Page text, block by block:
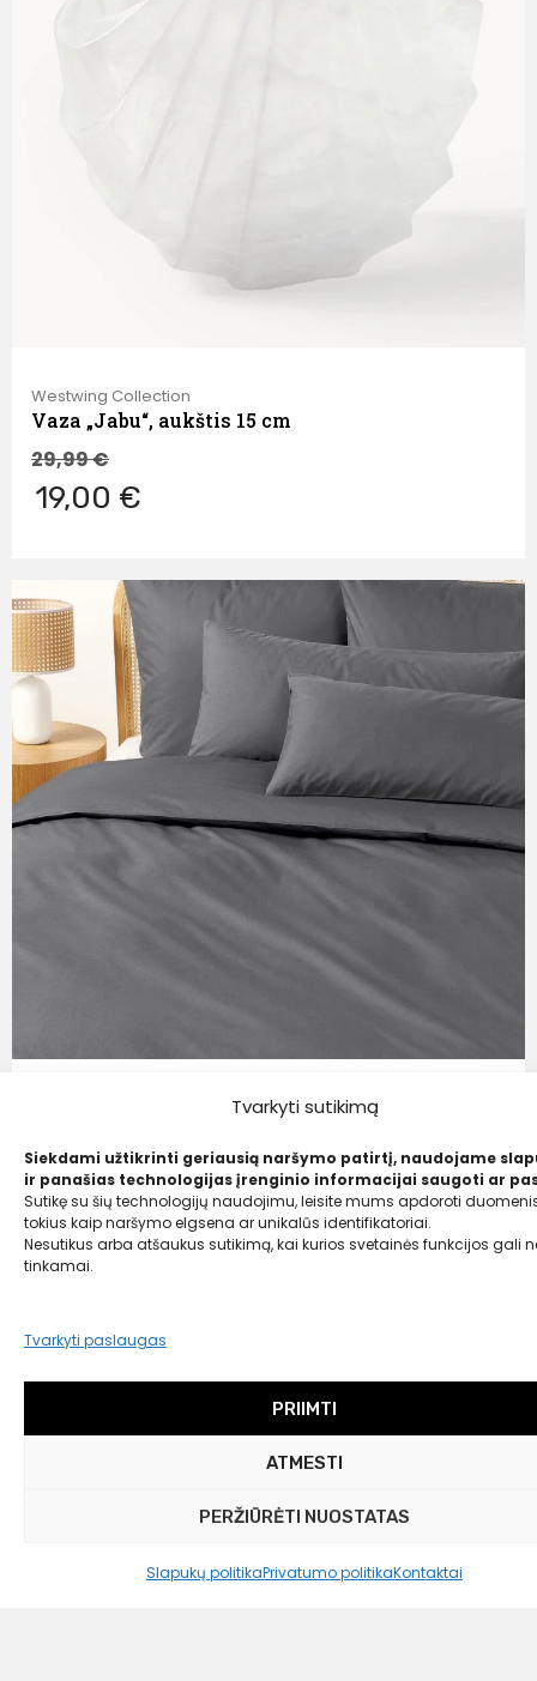
Tvarkyti sutikimą
Siekdami užtikrinti geriausią naršymo patirtį, naudojame
ir panašias technologijas įrenginio informacijai saugoti ar
Sutikę su šių technologijų naudojimu, leisite mums apdoroti
tokius kaip naršymo elgsena ar unikalūs identifikatoriai.
Nesutikus arba atšaukus sutikimą, kai kurios svetainės funkcijos gali
tinkamai.
Tvarkyti paslaugas
PRIIMTI
ATMESTI
PERŽIŪRĖTI NUOSTATAS
Slapukų politikaPrivatumo politikaKontaktai
Westwing Collection
Vaza „Jabu“, aukštis 15 cm
29,99€
19,00 €
34,99€
30,00 €